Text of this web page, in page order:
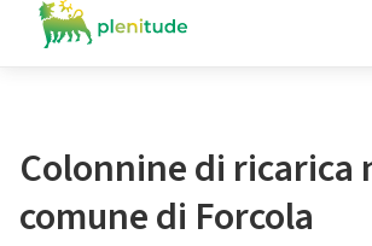
Colonnine di ricarica
comune di Forcola